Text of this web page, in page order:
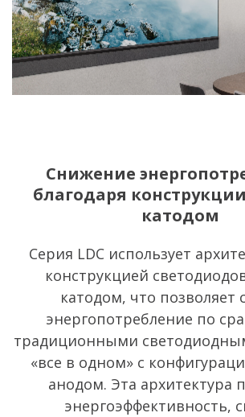
Снижение
благодаря
катодом
Серия LDC использует
конструкцией
катодом, что позволяет
энергопотребление по
традиционными
«все в одном» с
анодом. Эта архитектура
энергоэффективность,